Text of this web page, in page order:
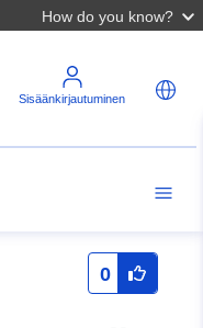
How do you know?
Sisäänkirjautuminen
0